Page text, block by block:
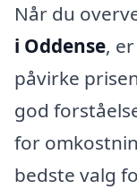
Når du
i Oddense,
påvirke
god
for
bedste valg